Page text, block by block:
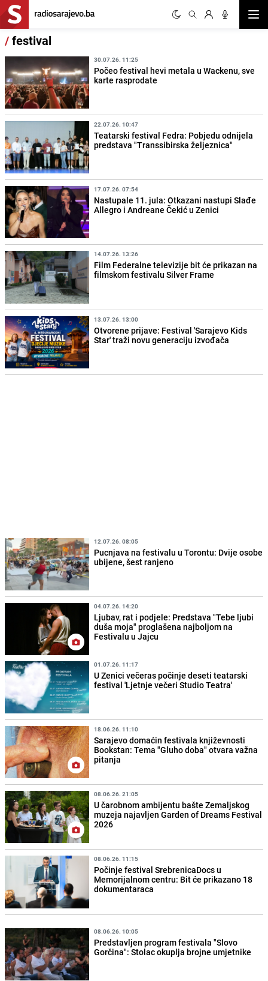
/festival
30.07.26. 11:25
Počeo festival hevi metala u Wackenu, sve
karte rasprodate
22.07.26. 10:47
Teatarski festival Fedra: Pobjedu odnijela
predstava "Transsibirska željeznica"
17.07.26. 07:54
Nastupale 11. jula: Otkazani nastupi Slađe
Allegro i Andreane Čekić u Zenici
14.07.26. 13:26
Film Federalne televizije bit će prikazan na
filmskom festivalu Silver Frame
13.07.26. 13:00
Otvorene prijave: Festival 'Sarajevo Kids
Star' traži novu generaciju izvođača
12.07.26. 08:05
Pucnjava na festivalu u Torontu: Dvije osobe
ubijene, šest ranjeno
04.07.26. 14:20
Ljubav, rat i podjele: Predstava "Tebe ljubi
duša moja" proglašena najboljom na
Festivalu u Jajcu
01.07.26. 11:17
U Zenici večeras počinje deseti teatarski
festival 'Ljetnje večeri Studio Teatra'
18.06.26. 11:10
Sarajevo domaćin festivala književnosti
Bookstan: Tema "Gluho doba" otvara važna
pitanja
08.06.26. 21:05
U čarobnom ambijentu bašte Zemaljskog
muzeja najavljen Garden of Dreams Festival
2026
08.06.26. 11:15
Počinje festival SrebrenicaDocs u
Memorijalnom centru: Bit će prikazano 18
dokumentaraca
08.06.26. 10:05
Predstavljen program festivala "Slovo
Gorčina": Stolac okuplja brojne umjetnike